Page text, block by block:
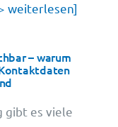
weiterlesen]
– warum
gibt es viele